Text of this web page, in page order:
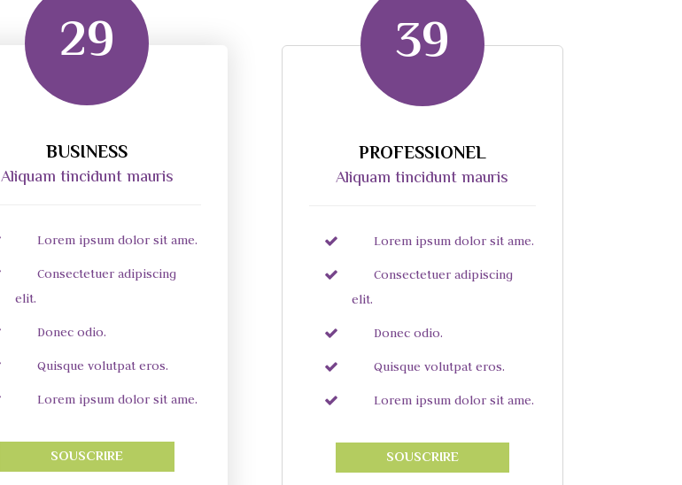
BUSINESS
Aliquam tincidunt mauris
29
Lorem ipsum dolor sit ame.
Consectetuer adipiscing
elit.
Donec odio.
Quisque volutpat eros.
Lorem ipsum dolor sit ame.
SOUSCRIRE
PROFESSIONEL
Aliquam tincidunt mauris
39
Lorem ipsum dolor sit ame.
Consectetuer adipiscing
elit.
Donec odio.
Quisque volutpat eros.
Lorem ipsum dolor sit ame.
SOUSCRIRE